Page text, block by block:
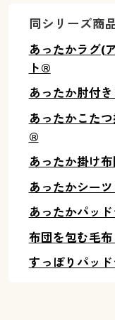
同シリーズ商
あったかラグ(
ト®
あったか肘付
あったかこた
®
あったか掛け
あったかシー
あったかパッ
布団を包む毛
すっぽりパッ